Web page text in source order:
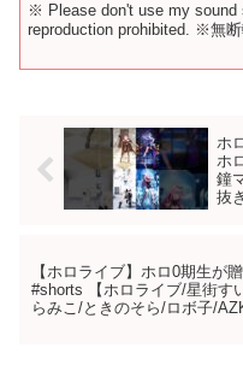
※ Please don't use my sound
reproduction prohibited. ※無
ホ
ホ
鐘
抜
【ホロライブ】ホロ0期生が
#shorts 【ホロライブ/星街す
らみこ/ときのそら/ロボ子/